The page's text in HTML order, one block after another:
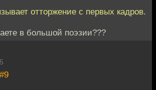
отторжение с первых кадров.
в большой поэзии???
#9